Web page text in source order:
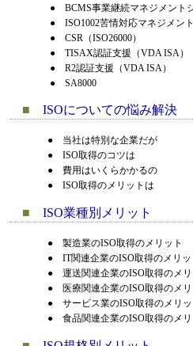
● BCMS事業継続マネジメント
● ISO1002苦情対応マネジメン
● CSR（ISO26000）
● TISAX認証支援（VDA ISA）
● R2認証支援（VDA ISA）
● SA8000
■ ISOについての悩み解決
● 当社は特別な企業だが
● ISO取得のコツは
● 費用はいくらかかるの
● ISO取得のメリットは
■ ISO業種別メリット
● 製造業のISO取得のメリット
● IT関連企業のISO取得のメリッ
● 運送関連企業のISO取得のメリ
● 医療関連企業のISO取得のメリ
● サービス業のISO取得のメリッ
● 食品関連企業のISO取得のメリ